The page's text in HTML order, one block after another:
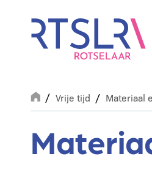
Breadcrumb
Vrije tijd Materiaal